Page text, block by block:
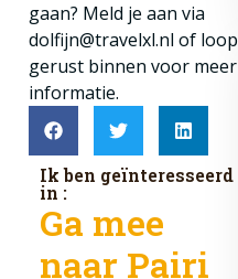
gaan? Meld je aan via
dolfijn@travelxl.nl of loop
gerust binnen voor meer
informatie.
Ik ben geïnteresseerd
in :
Ga mee
naar Pairi